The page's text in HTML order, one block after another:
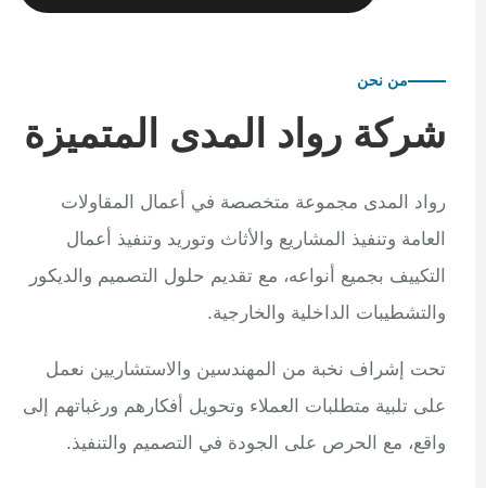
من نحن
شركة رواد المدى المتميزة
رواد المدى مجموعة متخصصة في أعمال المقاولات
العامة وتنفيذ المشاريع والأثاث وتوريد وتنفيذ أعمال
التكييف بجميع أنواعه، مع تقديم حلول التصميم والديكور
والتشطيبات الداخلية والخارجية.
تحت إشراف نخبة من المهندسين والاستشاريين نعمل
على تلبية متطلبات العملاء وتحويل أفكارهم ورغباتهم إلى
واقع، مع الحرص على الجودة في التصميم والتنفيذ.